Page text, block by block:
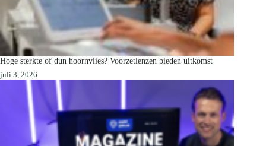
Hoge sterkte of dun hoornvlies? Voorzetlenzen bieden uitkomst
juli 3, 2026